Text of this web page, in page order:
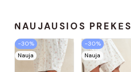
NAUJAUSIOS PREKĖS
−30%
Nauja
−30%
Nauja